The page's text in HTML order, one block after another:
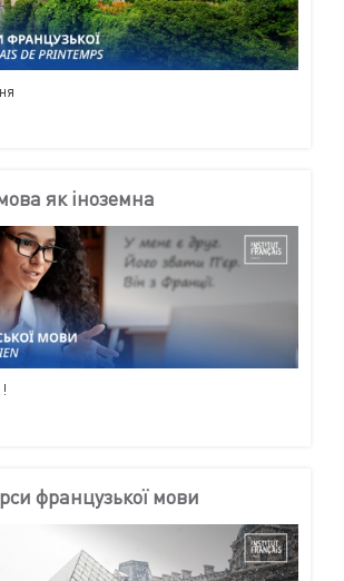
як іноземна
французької мови